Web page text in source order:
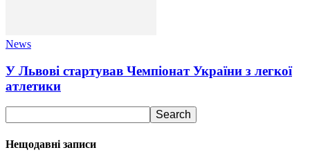
News
У Львові стартував Чемпіонат України з легкої
атлетики
Нещодавні записи